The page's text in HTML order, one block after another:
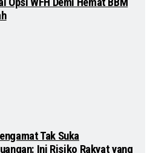
Tak Suka
Ini Risiko Rakyat yang